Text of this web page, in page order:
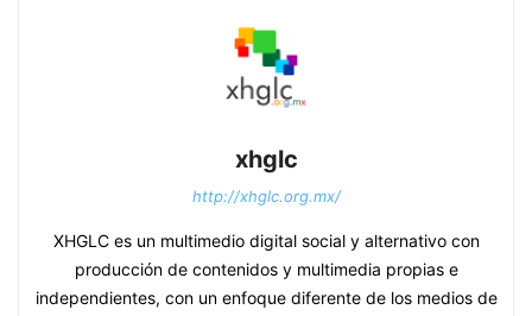
xhglc
http://xhglc.org.mx/
XHGLC es un multimedio digital social y alternativo con
producción de contenidos y multimedia propias e
independientes, con un enfoque diferente de los medios de